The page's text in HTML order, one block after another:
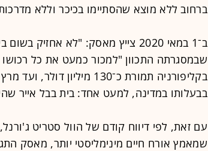
ברחוב ללא מוצא שהסתיימו בכיכר וללא
ב־1 במאי 2020 צייץ מאסק: "לא
שבמסגרתה התכוון "למכור כמעט את כל רכושו
בבעלותו במדינה, למעט אחד: בית בבל אייר
עם זאת, לפי דיווח קודם של הוול סטריט
שמאמץ אורח חיים מינימליסטי יותר, מאסק